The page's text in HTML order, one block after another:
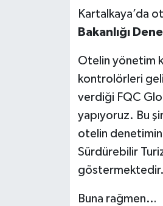
Kartalkaya’da
Bakanlığı
Otelin yönetim
kontrolörleri
verdiği FQC
yapıyoruz. Bu
otelin
Sürdürebilir
göstermektedir.
Buna rağmen…
Haber Arşivi